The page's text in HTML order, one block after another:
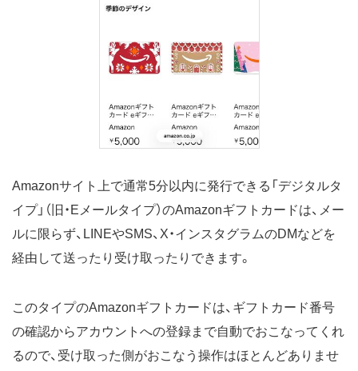
Amazonサイト上で通常5分以内に発行できる「デジタルタ
イプ」（旧・Eメールタイプ）のAmazonギフトカードは、メー
ルに限らず、LINEやSMS、X・インスタグラムのDMなどを
経由して送ったり受け取ったりできます。
このタイプのAmazonギフトカードは、ギフトカード番号
の確認からアカウントへの登録まで自動でおこなってくれ
るので、受け取った側がおこなう操作はほとんどありませ